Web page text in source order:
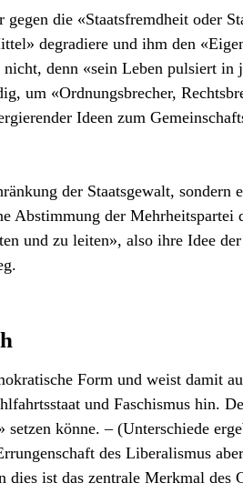
die «Staatsfremdheit oder
degradiere und ihm den
nicht, denn «sein Leben pulsiert
um «Ordnungsbrecher,
Ideen zum
der Staatsgewalt, sondern
Abstimmung der Mehrheitspartei
und zu leiten», also ihre Idee
Form und weist damit
und Faschismus hin.
könne. – (Unterschiede
des Liberalismus
dies ist das zentrale Merkmal des